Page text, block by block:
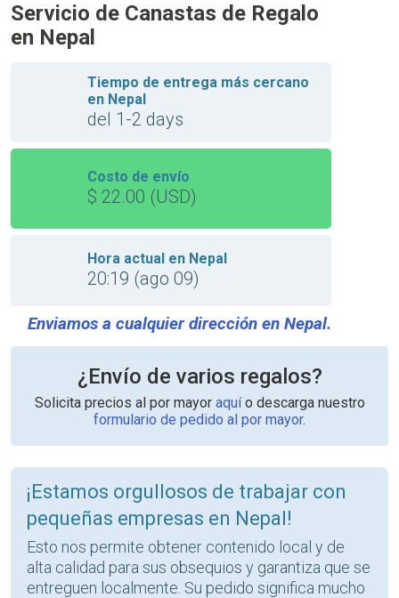
Servicio de Canastas de Regalo
en Nepal
Tiempo de entrega más cercano
en Nepal
del 1-2 days
Costo de envío
$ 22.00 (USD)
Hora actual en Nepal
20:19 (ago 09)
Enviamos a cualquier dirección en Nepal.
¿Envío de varios regalos?
Solicita precios al por mayor aquío descarga nuestro
formulario de pedido al por mayor.
¡Estamos orgullosos de trabajar con
pequeñas empresas en Nepal!
Esto nos permite obtener contenido local y de
alta calidad para sus obsequios y garantiza que se
entreguen localmente. Su pedido significa mucho